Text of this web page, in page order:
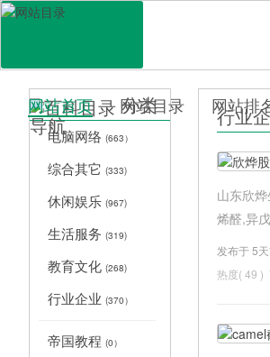
百科目录
网站首页 网站目录 网站排
行业
山东欣
烯醛,异
发布于 5
热度( 49 )
分类
导航电脑网络 (663）
综合其它 (333)
休闲娱乐 (967)
生活服务 (319)
教育文化 (268)
行业企业 (370）
帝国教程 (0）